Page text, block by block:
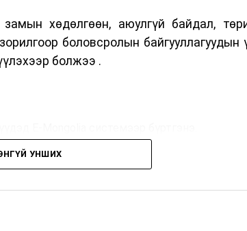
хөдөлгөөн, аюулгүй байдал,
боловсролын байгууллагуудын
болжээ .
E-Mongolia системээр бүртгэнэ.
баг сургуулиуд дээр ажиллахгүй.
УНШИХ